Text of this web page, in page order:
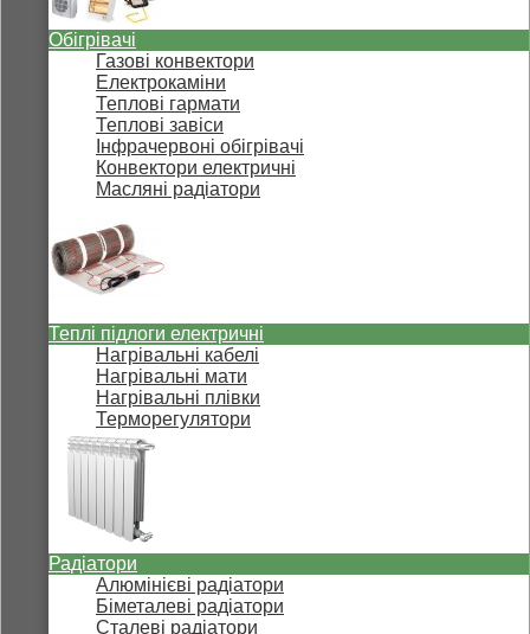
Обігрівачі
Газові конвектори
Електрокаміни
Теплові гармати
Теплові завіси
Інфрачервоні обігрівачі
Конвектори електричні
Масляні радіатори
Теплі підлоги електричні
Нагрівальні кабелі
Нагрівальні мати
Нагрівальні плівки
Терморегулятори
Радіатори
Алюмінієві радіатори
Біметалеві радіатори
Сталеві радіатори